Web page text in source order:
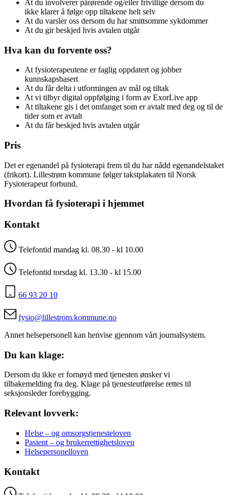
At du involverer pårørende og/eller frivillige dersom du
ikke klarer å følge opp tiltakene helt selv
At du varsler oss dersom du har smittsomme sykdommer
At du gir beskjed hvis avtalen utgår
Hva kan du forvente oss?
At fysioterapeutene er faglig oppdatert og jobber
kunnskapsbasert
At du får delta i utformingen av mål og tiltak
At vi tilbyr digital oppfølging i form av ExorLive app
At tiltakene gis i det omfanget som er avtalt med deg og til de
tider som er avtalt
At du får beskjed hvis avtalen utgår
Pris
Det er egenandel på fysioterapi frem til du har nådd egenandelstaket
(frikort). Lillestrøm kommune følger takstplakaten til Norsk
Fysioterapeut forbund.
Hvordan få fysioterapi i hjemmet
Kontakt
Telefontid mandag kl. 08.30 - kl 10.00
Telefontid torsdag kl. 13.30 - kl 15.00
66 93 20 10
fysio@lillestrom.kommune.no
Annet helsepersonell kan henvise gjennom vårt journalsystem.
Du kan klage:
Dersom du ikke er fornøyd med tjenesten ønsker vi
tilbakemelding fra deg. Klage på tjenesteutførelse rettes til
seksjonsleder forebygging.
Relevant lovverk:
Helse – og omsorgstjenesteloven
Pasient – og brukerrettighetsloven
Helsepersonelloven
Kontakt